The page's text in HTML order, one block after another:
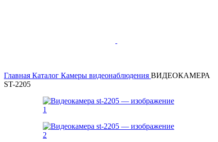
Главная Каталог Камеры видеонаблюдения ВИДЕОКАМЕРА
ST-2205